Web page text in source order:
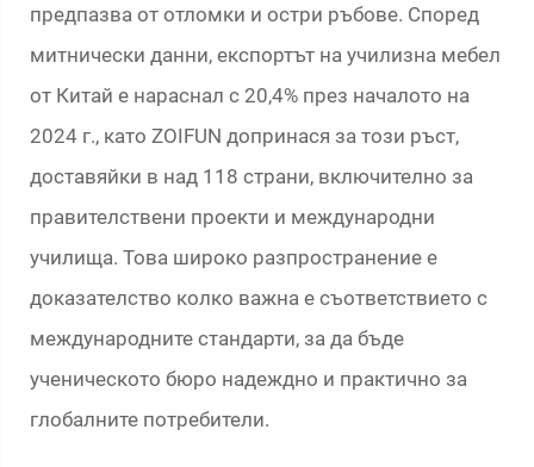
предпазва от отломки и остри ръбове. Според
митнически данни, експортът на училизна мебел
от Китай е нараснал с 20,4% през началото на
2024 г., като ZOIFUN допринася за този ръст,
доставяйки в над 118 страни, включително за
правителствени проекти и международни
училища. Това широко разпространение е
доказателство колко важна е съответствието с
международните стандарти, за да бъде
ученическото бюро надеждно и практично за
глобалните потребители.